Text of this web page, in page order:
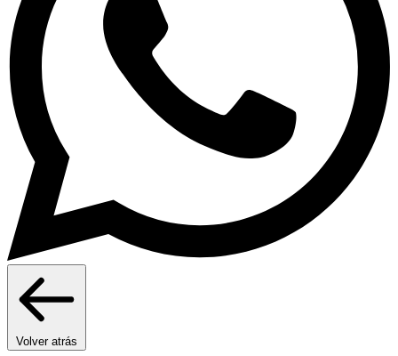
Volver atrás